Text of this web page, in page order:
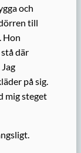
och
till
Hon
där
på sig.
mig steget